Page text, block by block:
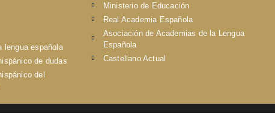
lengua española
de dudas
del
Ministerio de Educación
Real Academia Española
Asociación de Academias de la Lengua
Española
Castellano Actual